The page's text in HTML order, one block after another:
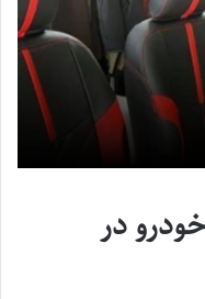
در